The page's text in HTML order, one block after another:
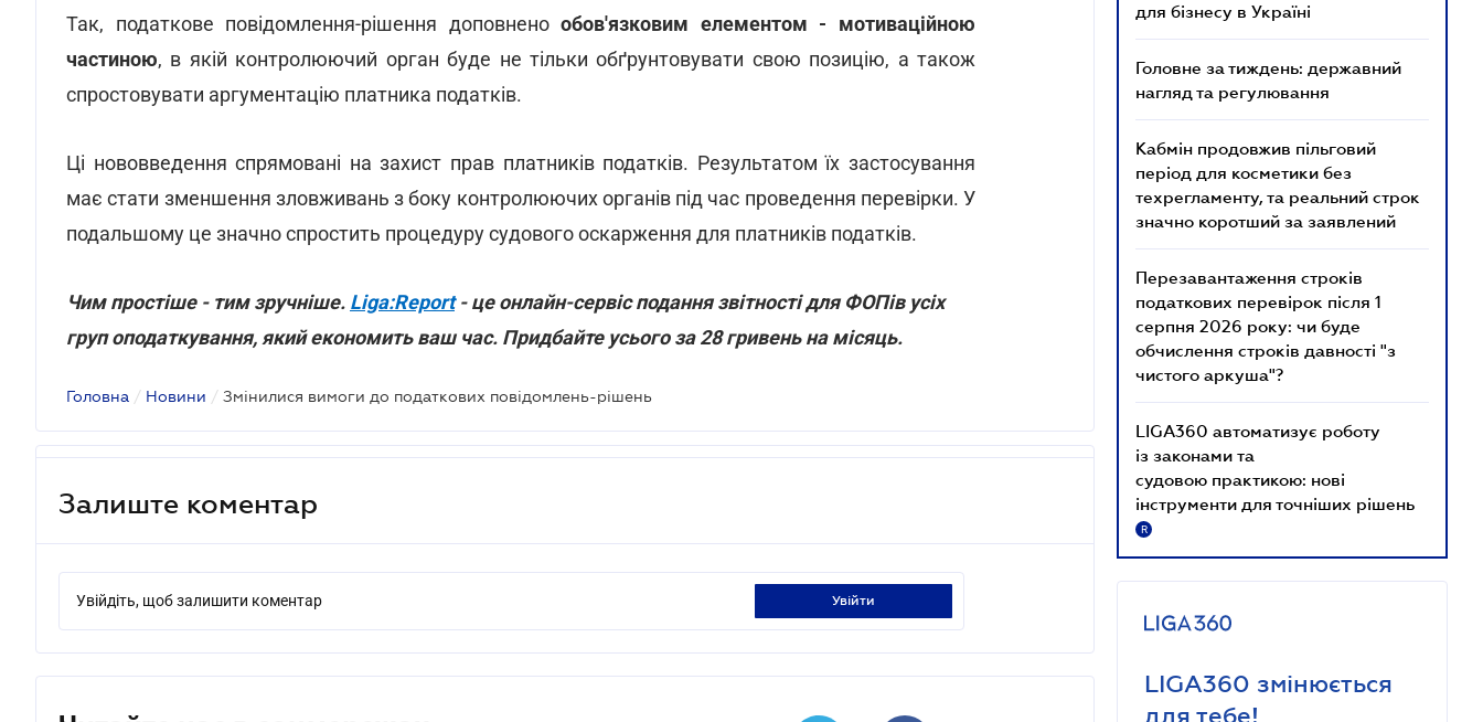
Так, податкове повідомлення-рішення доповненообов'язковим елементом - мотиваційною
частиною, в якій контролюючий орган буде не тільки обґрунтовувати свою позицію, а також
спростовувати аргументацію платника податків.
Ці нововведення спрямовані на захист прав платників податків. Результатом їх застосування
має стати зменшення зловживань з боку контролюючих органів під час проведення перевірки. У
подальшому це значно спростить процедуру судового оскарження для платників податків.
Чим простіше - тим зручніше. Liga:Report- це онлайн-сервіс подання звітності для ФОПів усіх
груп оподаткування, який економить ваш час. Придбайте усього за 28 гривень на місяць.
Головна / Новини / Змінилися вимоги до податкових повідомлень-рішень
Залиште коментар
Увійдіть, щоб залишити коментар увійти
для бізнесу в Україні
Головне за тиждень: державний
нагляд та регулювання
Кабмін продовжив пільговий
період для косметики без
техрегламенту, та реальний строк
значно коротший за заявлений
Перезавантаження строків
податкових перевірок після 1
серпня 2026 року: чи буде
обчислення строків давності "з
чистого аркуша"?
LIGA360 автоматизує роботу
із законами та
судовою практикою: нові
інструменти для точніших рішень
R
LIGA360 змінюється
для тебе!